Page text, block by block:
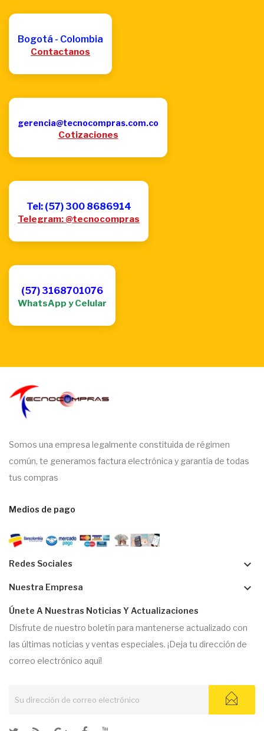
Bogotá - Colombia
Contactanos
gerencia@tecnocompras.com.co
Cotizaciones
Tel: (57) 300 8686914
Telegram: @tecnocompras
(57) 3168701076
WhatsApp y Celular
Somos una empresa legalmente constituida de régimen
común, te generamos factura electrónica y garantía de todas
tus compras
Medios de pago
Redes Sociales keyboard_arrow_down
Nuestra Empresa keyboard_arrow_down
Únete A Nuestras Noticias Y Actualizaciones
Disfrute de nuestro boletín para mantenerse actualizado con
las últimas noticias y ventas especiales. ¡Deja tu dirección de
correo electrónico aquí!